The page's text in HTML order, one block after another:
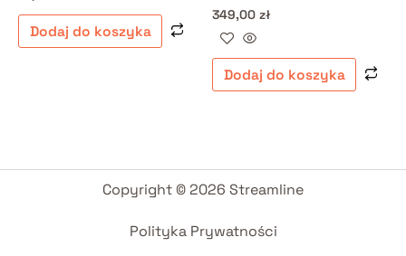
Dodaj do koszyka
349,00 zł
Dodaj do koszyka
Copyright © 2026 Streamline
Polityka Prywatności